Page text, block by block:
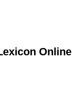
Online